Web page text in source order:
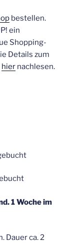
bestellen.
ein
Shopping-
Details zum
hier nachlesen.
1 Woche im
Dauer ca. 2